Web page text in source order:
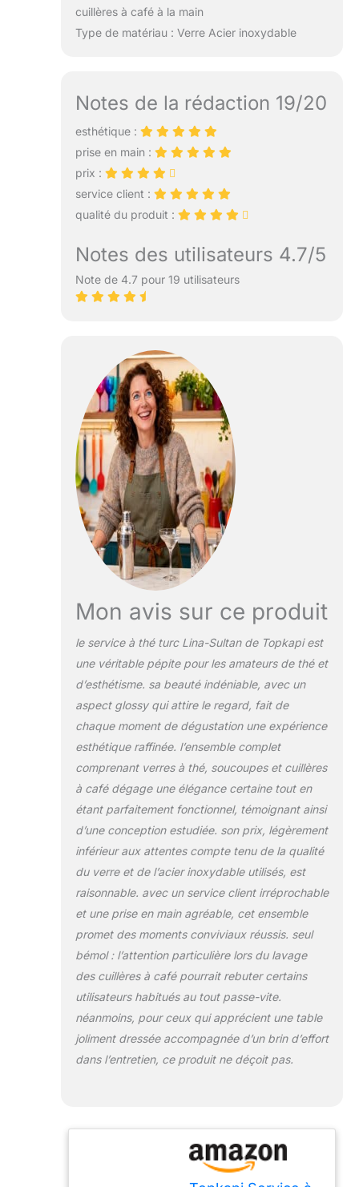
cuillères à café à la main
Type de matériau : Verre Acier inoxydable
Notes de la rédaction 19/20
esthétique :
prise en main :
prix :
service client :
qualité du produit :
Notes des utilisateurs 4.7/5
Note de 4.7 pour 19 utilisateurs
Mon avis sur ce produit
le service à thé turc Lina-Sultan de Topkapi est
une véritable pépite pour les amateurs de thé et
d’esthétisme. sa beauté indéniable, avec un
aspect glossy qui attire le regard, fait de
chaque moment de dégustation une expérience
esthétique raffinée. l’ensemble complet
comprenant verres à thé, soucoupes et cuillères
à café dégage une élégance certaine tout en
étant parfaitement fonctionnel, témoignant ainsi
d’une conception estudiée. son prix, légèrement
inférieur aux attentes compte tenu de la qualité
du verre et de l’acier inoxydable utilisés, est
raisonnable. avec un service client irréprochable
et une prise en main agréable, cet ensemble
promet des moments conviviaux réussis. seul
bémol : l’attention particulière lors du lavage
des cuillères à café pourrait rebuter certains
utilisateurs habitués au tout passe-vite.
néanmoins, pour ceux qui apprécient une table
joliment dressée accompagnée d’un brin d’effort
dans l’entretien, ce produit ne déçoit pas.